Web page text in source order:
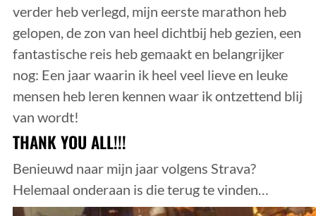
verder heb verlegd, mijn eerste marathon heb
gelopen, de zon van heel dichtbij heb gezien, een
fantastische reis heb gemaakt en belangrijker
nog: Een jaar waarin ik heel veel lieve en leuke
mensen heb leren kennen waar ik ontzettend blij
van wordt!
THANK YOU ALL!!!
Benieuwd naar mijn jaar volgens Strava?
Helemaal onderaan is die terug te vinden…